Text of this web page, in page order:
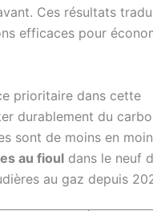
Ces résultats
efficaces pour
prioritaire dans cette
durablement du
sont de moins en
au fioul dans le neuf
au gaz depuis